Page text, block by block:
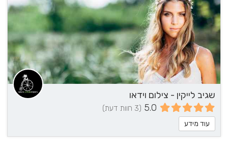
שגיב לייקין - צילום וידאו
5.0 (3 חוות דעת)
עוד מידע